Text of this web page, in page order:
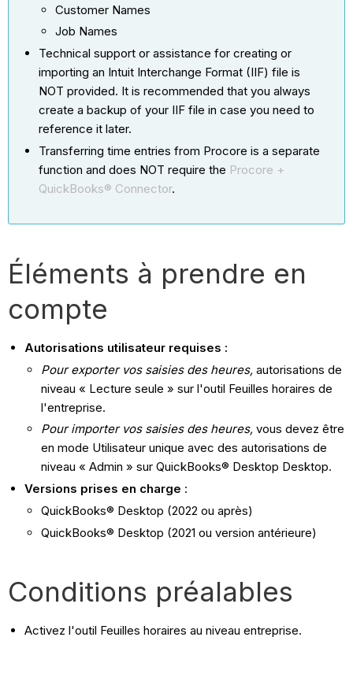
Customer Names
Job Names
Technical support or assistance for creating or
importing an Intuit Interchange Format (IIF) file is
NOT provided. It is recommended that you always
create a backup of your IIF file in case you need to
reference it later.
Transferring time entries from Procore is a separate
function and does NOT require the Procore +
QuickBooks® Connector.
Éléments à prendre en
compte
Autorisations utilisateur requises :
Pour exporter vos saisies des heures, autorisations de
niveau « Lecture seule » sur l'outil Feuilles horaires de
l'entreprise.
Pour importer vos saisies des heures,vous devez être
en mode Utilisateur unique avec des autorisations de
niveau « Admin » sur QuickBooks® Desktop Desktop.
Versions prises en charge :
QuickBooks® Desktop (2022 ou après)
QuickBooks® Desktop (2021 ou version antérieure)
Conditions préalables
Activez l'outil Feuilles horaires au niveau entreprise.